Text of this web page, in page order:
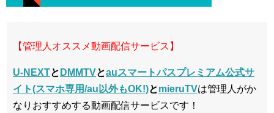
【管理人オススメ動画配信サービス】
U-NEXTと DMMTVとauスマートパスプレミアム公式サ
イト(スマホ専用/au以外もOK!)とmieruTVは管理人がか
なりおすすめする動画配信サービスです！